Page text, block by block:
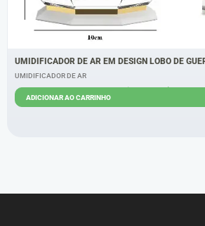
UMIDIFICADOR DE AR EM DESIGN LOBO DE
UMIDIFICADOR DE AR
ADICIONAR AO CARRINHO